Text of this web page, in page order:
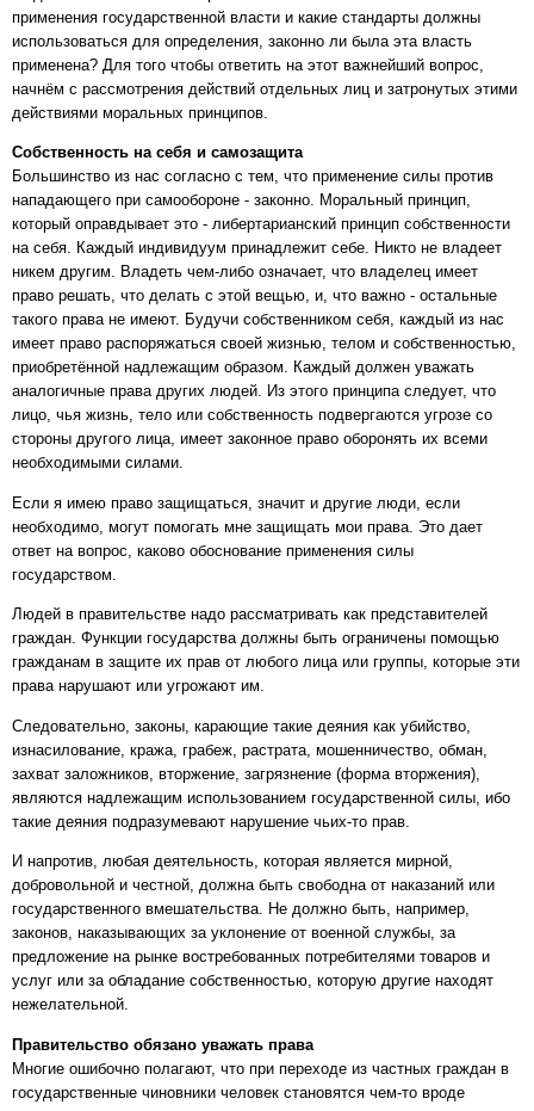
применения государственной власти и какие стандарты должны
использоваться для определения, законно ли была эта власть
применена? Для того чтобы ответить на этот важнейший вопрос,
начнём с рассмотрения действий отдельных лиц и затронутых этими
действиями моральных принципов.
Собственность на себя и самозащита
Большинство из нас согласно с тем, что применение силы против
нападающего при самообороне - законно. Моральный принцип,
который оправдывает это - либертарианский принцип собственности
на себя. Каждый индивидуум принадлежит себе. Никто не владеет
никем другим. Владеть чем-либо означает, что владелец имеет
право решать, что делать с этой вещью, и, что важно - остальные
такого права не имеют. Будучи собственником себя, каждый из нас
имеет право распоряжаться своей жизнью, телом и собственностью,
приобретённой надлежащим образом. Каждый должен уважать
аналогичные права других людей. Из этого принципа следует, что
лицо, чья жизнь, тело или собственность подвергаются угрозе со
стороны другого лица, имеет законное право оборонять их всеми
необходимыми силами.
Если я имею право защищаться, значит и другие люди, если
необходимо, могут помогать мне защищать мои права. Это дает
ответ на вопрос, каково обоснование применения силы
государством.
Людей в правительстве надо рассматривать как представителей
граждан. Функции государства должны быть ограничены помощью
гражданам в защите их прав от любого лица или группы, которые эти
права нарушают или угрожают им.
Следовательно, законы, карающие такие деяния как убийство,
изнасилование, кража, грабеж, растрата, мошенничество, обман,
захват заложников, вторжение, загрязнение (форма вторжения),
являются надлежащим использованием государственной силы, ибо
такие деяния подразумевают нарушение чьих-то прав.
И напротив, любая деятельность, которая является мирной,
добровольной и честной, должна быть свободна от наказаний или
государственного вмешательства. Не должно быть, например,
законов, наказывающих за уклонение от военной службы, за
предложение на рынке востребованных потребителями товаров и
услуг или за обладание собственностью, которую другие находят
нежелательной.
Правительство обязано уважать права
Многие ошибочно полагают, что при переходе из частных граждан в
государственные чиновники человек становятся чем-то вроде